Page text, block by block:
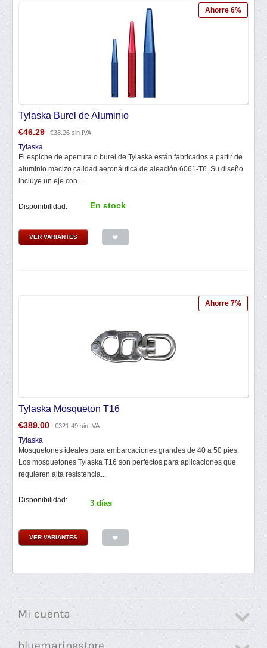
Ahorre 6%
Tylaska Burel de Aluminio
€46.29 €38.26 sin IVA
Tylaska
El espiche de apertura o burel de Tylaska están fabricados a partir de
aluminio macizo calidad aeronáutica de aleación 6061-T6. Su diseño
incluye un eje con...
Disponibilidad: En stock
VER VARIANTES
Ahorre 7%
Tylaska Mosqueton T16
€389.00 €321.49 sin IVA
Tylaska
Mosquetones ideales para embarcaciones grandes de 40 a 50 pies.
Los mosquetones Tylaska T16 son perfectos para aplicaciones que
requieren alta resistencia...
Disponibilidad: 3 días
VER VARIANTES
Mi cuenta